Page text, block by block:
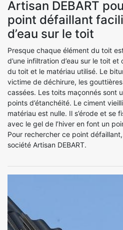
Artisan DEBART
point défaillant
d’eau sur le toit
Presque chaque élément du toit
d’une infiltration d’eau sur le toit
du toit et le matériau utilisé. Le
victime de déchirure, les
cassées. Les toits maçonnés sont
points d’étanchéité. Le ciment
matériau est nulle. Il s’érode et se
avec le gel de l’hiver en font un
Pour rechercher ce point
société Artisan DEBART.